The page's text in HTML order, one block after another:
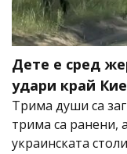
Дете е сред
удари край
Трима души са
трима са ранени,
украинската